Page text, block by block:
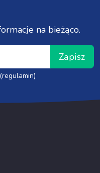
na bieżąco.
Zapisz